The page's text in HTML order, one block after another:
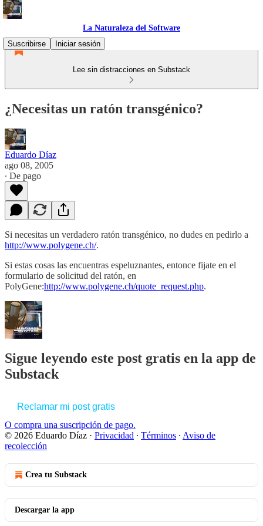
La Naturaleza del Software
Suscribirse
Iniciar sesión
Lee sin distracciones en Substack
¿Necesitas un ratón transgénico?
Eduardo Díaz
ago 08, 2005
∙ De pago
Si necesitas un verdadero ratón transgénico, no dudes en pedirlo a
http://www.polygene.ch/.
Si estas cosas las encuentras espeluznantes, entonce fijate en el
formulario de solicitud del ratón, en
PolyGene:http://www.polygene.ch/quote_request.php.
Sigue leyendo este post gratis en la app de
Substack
Reclamar mi post gratis
O compra una suscripción de pago.
© 2026 Eduardo Díaz · Privacidad ∙ Términos ∙ Aviso de
recolección
Crea tu Substack
Descargar la app